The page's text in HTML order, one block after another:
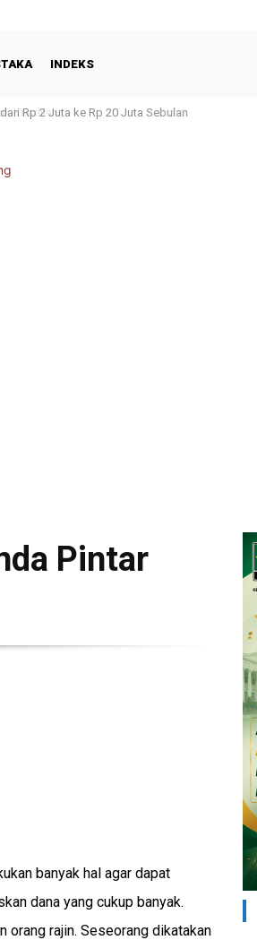
INDEKS
Rp 2 Juta ke Rp 20 Juta Sebulan
Pintar
banyak hal agar dapat
dana yang cukup banyak.
orang rajin. Seseorang dikatakan